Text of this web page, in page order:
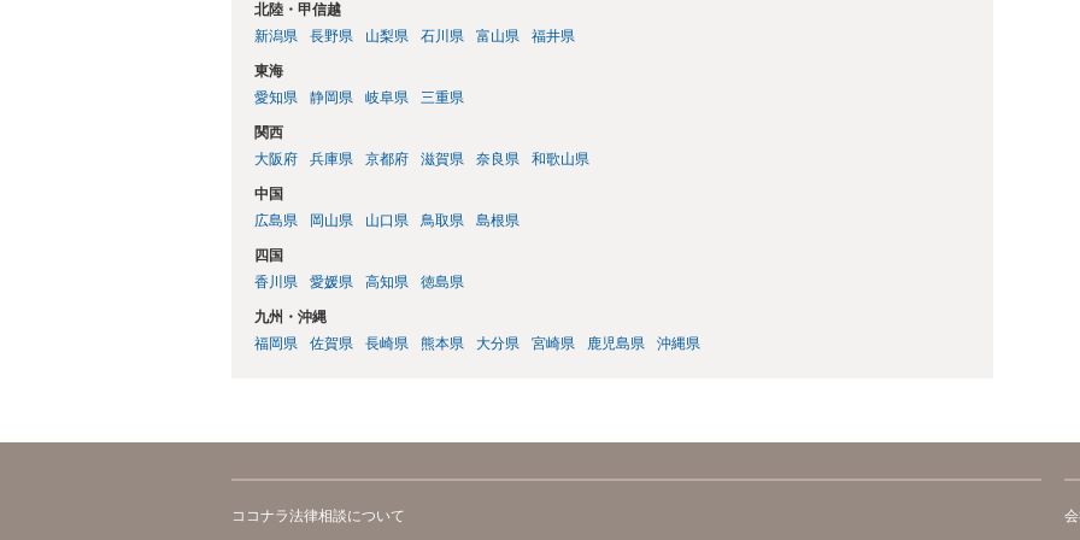
北陸・甲信越
新潟県
長野県 山梨県 石川県 富山県 福井県
東海
愛知県
静岡県 岐阜県 三重県
関西
大阪府
兵庫県 京都府 滋賀県 奈良県 和歌山県
中国
広島県
岡山県 山口県 鳥取県 島根県
四国
香川県
愛媛県 高知県 徳島県
九州・沖縄
福岡県
佐賀県 長崎県 熊本県 大分県 宮崎県 鹿児島県 沖縄県
ココナラ法律相談について